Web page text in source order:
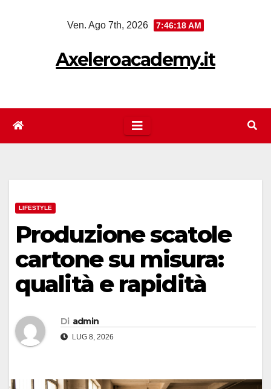
Ven. Ago 7th, 2026 7:46:18 AM
Axeleroacademy.it
LIFESTYLE
Produzione scatole
cartone su misura:
qualità e rapidità
Di admin
LUG 8, 2026